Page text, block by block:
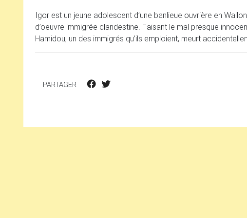
Igor est un jeune adolescent d’une banlieue ouvrière en
d’oeuvre immigrée clandestine. Faisant le mal presque
Hamidou, un des immigrés qu’ils emploient, meurt
PARTAGER